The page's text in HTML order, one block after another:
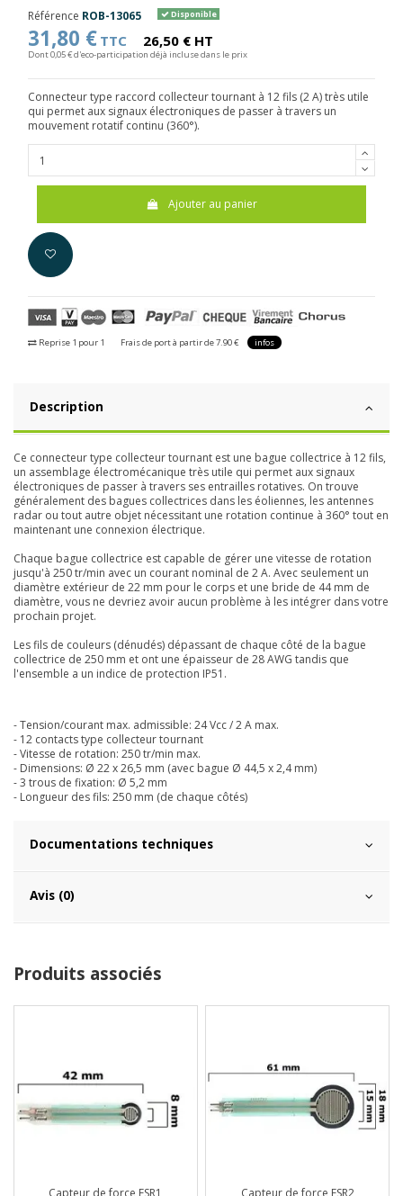
Référence ROB-13065 Disponible
31,80 € TTC 26,50 € HT
Dont 0,05 € d'eco-participation déjà incluse dans le prix
Connecteur type raccord collecteur tournant à 12 fils (2 A) très utile
qui permet aux signaux électroniques de passer à travers un
mouvement rotatif continu (360°).
Ajouter au panier
Reprise 1 pour 1 Frais de port à partir de 7.90 € infos
Description
Ce connecteur type collecteur tournant est une bague collectrice à 12 fils,
un assemblage électromécanique très utile qui permet aux signaux
électroniques de passer à travers ses entrailles rotatives. On trouve
généralement des bagues collectrices dans les éoliennes, les antennes
radar ou tout autre objet nécessitant une rotation continue à 360° tout en
maintenant une connexion électrique.
Chaque bague collectrice est capable de gérer une vitesse de rotation
jusqu'à 250 tr/min avec un courant nominal de 2 A. Avec seulement un
diamètre extérieur de 22 mm pour le corps et une bride de 44 mm de
diamètre, vous ne devriez avoir aucun problème à les intégrer dans votre
prochain projet.
Les fils de couleurs (dénudés) dépassant de chaque côté de la bague
collectrice de 250 mm et ont une épaisseur de 28 AWG tandis que
l'ensemble a un indice de protection IP51.
- Tension/courant max. admissible: 24 Vcc / 2 A max.
- 12 contacts type collecteur tournant
- Vitesse de rotation: 250 tr/min max.
- Dimensions: Ø 22 x 26,5 mm (avec bague Ø 44,5 x 2,4 mm)
- 3 trous de fixation: Ø 5,2 mm
- Longueur des fils: 250 mm (de chaque côtés)
Documentations techniques
Avis (0)
Produits associés
Capteur de force FSR1 Capteur de force FSR2